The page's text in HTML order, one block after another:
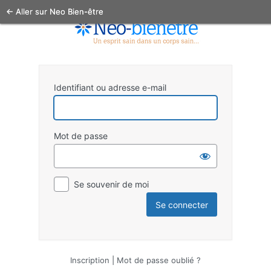
Identifiant ou adresse e-mail
Mot de passe
Se souvenir de moi
Inscription Mot de passe oublié ?
← Aller sur Neo Bien-être